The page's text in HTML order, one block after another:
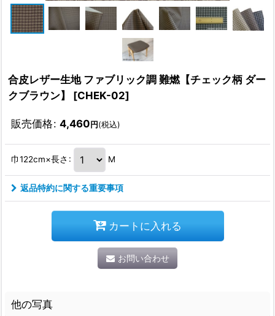
合皮レザー生地 ファブリック調 難燃【チェック柄 ダー
クブラウン】
[CHEK-02]
販売価格: 4,460円(税込)
巾122cm×長さ : M
返品特約に関する重要事項
カートに入れる
お問い合わせ
他の写真